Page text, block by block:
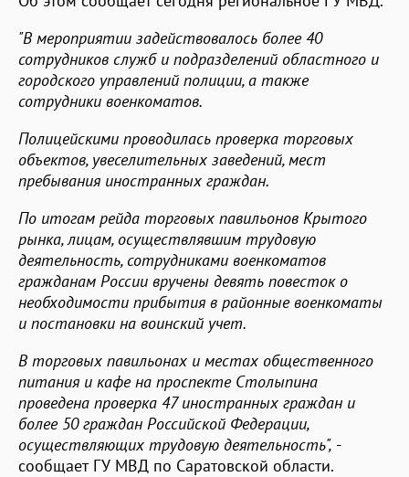
"В мероприятии задействовалось более 40
сотрудников служб и подразделений областного и
городского управлений полиции, а также
сотрудники военкоматов.
Полицейскими проводилась проверка торговых
объектов, увеселительных заведений, мест
пребывания иностранных граждан.
По итогам рейда торговых павильонов Крытого
рынка, лицам, осуществлявшим трудовую
деятельность, сотрудниками военкоматов
гражданам России вручены девять повесток о
необходимости прибытия в районные военкоматы
и постановки на воинский учет.
В торговых павильонах и местах общественного
питания и кафе на проспекте Столыпина
проведена проверка 47 иностранных граждан и
более 50 граждан Российской Федерации,
осуществляющих трудовую деятельность", -
сообщает ГУ МВД по Саратовской области.